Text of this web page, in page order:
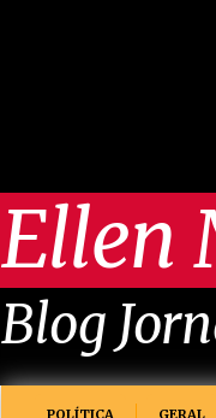
Ellen
Blog
POLÍTICA GERAL